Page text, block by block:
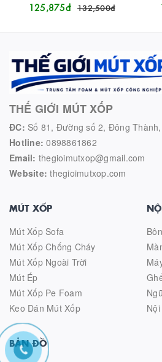
125,875đ 132,500đ
THẾ GIỚI MÚT XỐP
ĐC: Số 81, Đường số 2, Đông
Hotline: 0898861862
Email: thegioimutxop@gmail.com
Website: thegioimutxop.com
MÚT XỐP
Mút Xốp Sofa
Mút Xốp Chống Cháy
Mút Xốp Ngoài Trời
Mút Ép
Mút Xốp Pe Foam
Keo Dán Mút Xốp
BẢN ĐỒ